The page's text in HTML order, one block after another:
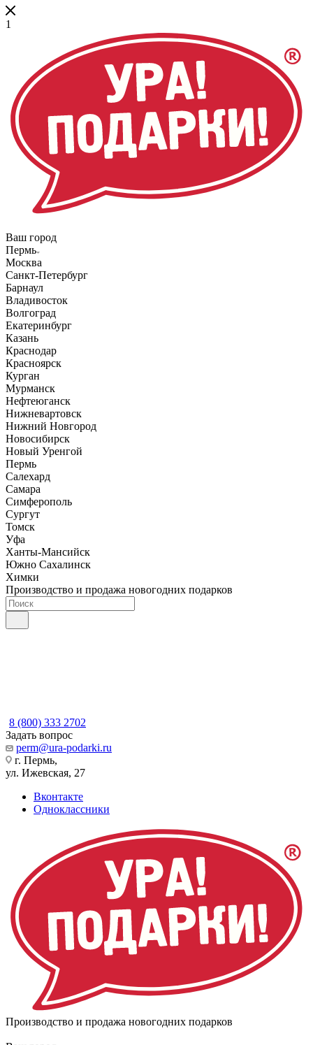
1
Ваш город
Пермь
Москва
Санкт-Петербург
Барнаул
Владивосток
Волгоград
Екатеринбург
Казань
Краснодар
Красноярск
Курган
Мурманск
Нефтеюганск
Нижневартовск
Нижний Новгород
Новосибирск
Новый Уренгой
Пермь
Салехард
Самара
Симферополь
Сургут
Томск
Уфа
Ханты-Мансийск
Южно Сахалинск
Химки
Производство и продажа новогодних подарков
8 (800) 333 2702
Задать вопрос
perm@ura-podarki.ru
г. Пермь,
ул. Ижевская, 27
Вконтакте
Одноклассники
Производство и продажа новогодних подарков